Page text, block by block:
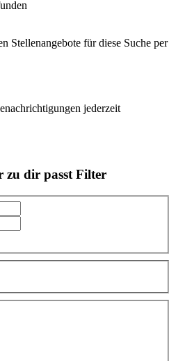
Stellenangebote für diese Suche per
jederzeit
zu dir passt Filter